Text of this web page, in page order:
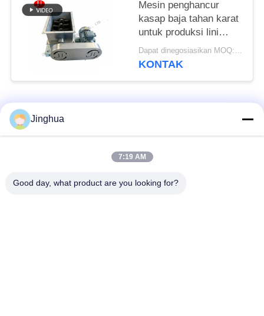
Mesin penghancur
kasap baja tahan karat
untuk produksi lini
pengolahan pati
Dapat dinegosiasikan MOQ:1 Set
KONTAK
Bad Request
Peralatan Pengolah
Jinghua
7:19 AM
Good day, what product are you looking for?